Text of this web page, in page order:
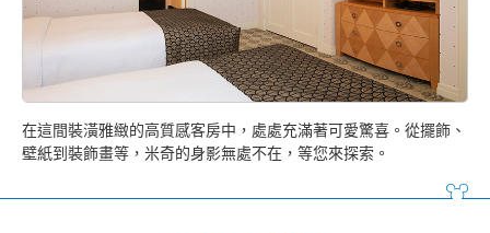
在這間裝潢雅緻的高質感客房中，處處充滿著可愛驚喜。從擺飾、
壁紙到裝飾畫等，米奇的身影無處不在，等您來探索。